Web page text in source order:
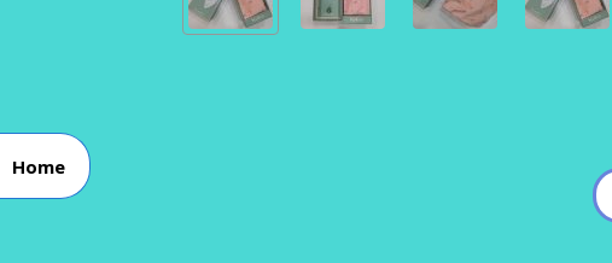
Home